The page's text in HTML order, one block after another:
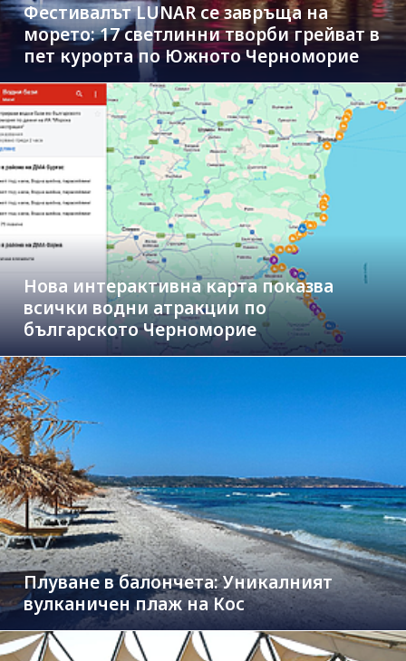
Фестивалът LUNAR се завръща на
морето: 17 светлинни творби грейват в
пет курорта по Южното Черноморие
Нова интерактивна карта показва
всички водни атракции по
българското Черноморие
Плуване в балончета: Уникалният
вулканичен плаж на Кос